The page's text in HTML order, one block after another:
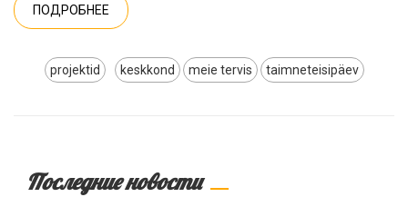
ПОДРОБНЕЕ
projektid keskkond meie tervis taimneteisipäev
Последние новости